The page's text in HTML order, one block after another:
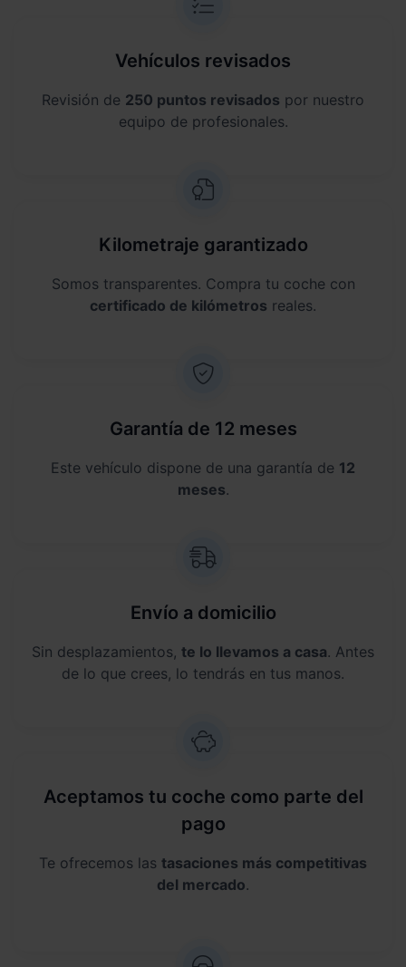
Vehículos revisados
Revisión de 250 puntos revisados por nuestro
equipo de profesionales.
Kilometraje garantizado
Somos transparentes. Compra tu coche con
certificado de kilómetros reales.
Garantía de 12 meses
Este vehículo dispone de una garantía de 12
meses.
Envío a domicilio
Sin desplazamientos, te lo llevamos a casa. Antes
de lo que crees, lo tendrás en tus manos.
Aceptamos tu coche como parte del
pago
Te ofrecemos las tasaciones más competitivas
del mercado.